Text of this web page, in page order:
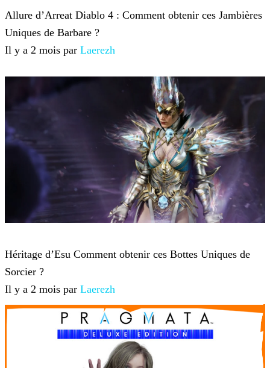
Allure d’Arreat Diablo 4 : Comment obtenir ces Jambières
Uniques de Barbare ?
Il y a 2 mois par Laerezh
Héritage d’Esu Comment obtenir ces Bottes Uniques de
Sorcier ?
Il y a 2 mois par Laerezh